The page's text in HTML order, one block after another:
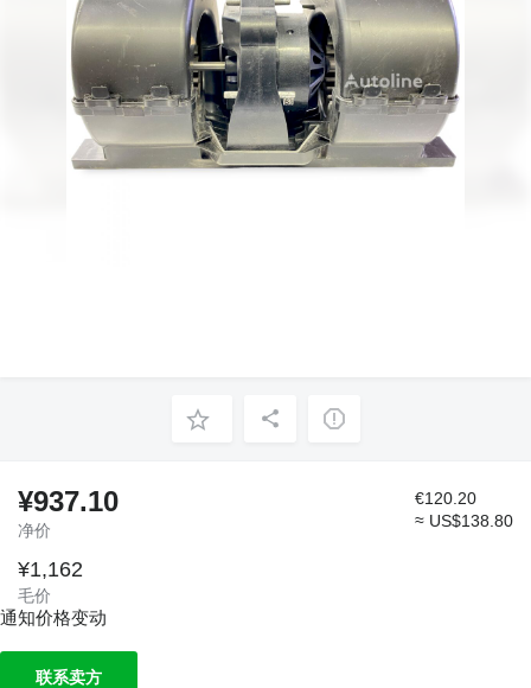
¥937.10
净价
€120.20
≈ US$138.80
¥1,162
毛价
通知价格变动
联系卖方